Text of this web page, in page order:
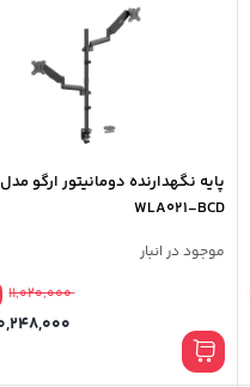
پایه نگهدارنده دومانیتور ارگو مدل
WLA021-BCD
موجود در انبار
11,020,000